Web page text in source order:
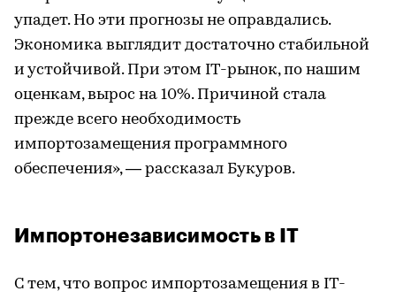
упадет. Но эти прогнозы не оправдались.
Экономика выглядит достаточно стабильной
и устойчивой. При этом IТ-рынок, по нашим
оценкам, вырос на 10%. Причиной стала
прежде всего необходимость
импортозамещения программного
обеспечения», — рассказал Букуров.
Импортонезависимость в IТ
С тем, что вопрос импортозамещения в IТ-